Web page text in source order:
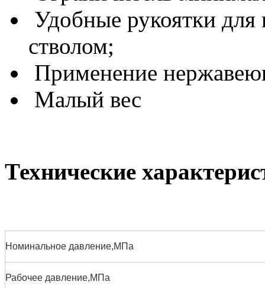
Удобные рукоятки для
стволом;
Применение
Малый вес
Технические
Номинальное давление,МПа
Рабочее давление,МПа